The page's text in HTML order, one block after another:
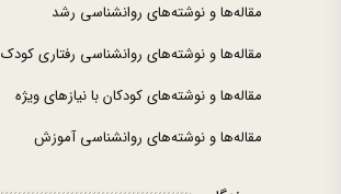
مقاله‌ها و نوشته‌های روانشناسی رشد
مقاله‌ها و نوشته‌های روانشناسی رفتاری کودک
مقاله‌ها و نوشته‌های کودکان با نیازهای ویژه
مقاله‌ها و نوشته‌های روانشناسی آموزش